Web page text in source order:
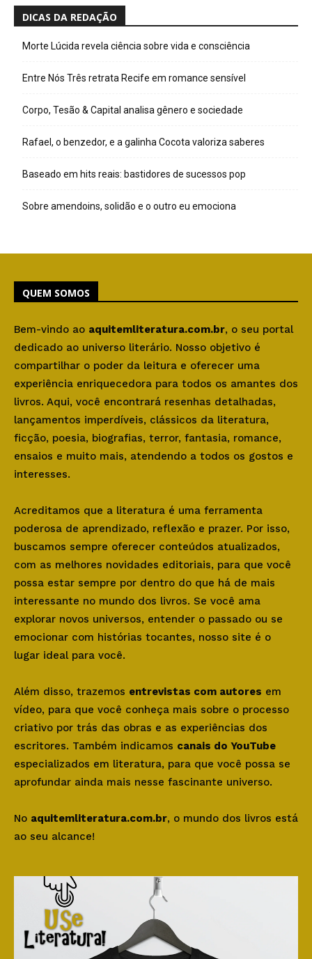
DICAS DA REDAÇÃO
Morte Lúcida revela ciência sobre vida e consciência
Entre Nós Três retrata Recife em romance sensível
Corpo, Tesão & Capital analisa gênero e sociedade
Rafael, o benzedor, e a galinha Cocota valoriza saberes
Baseado em hits reais: bastidores de sucessos pop
Sobre amendoins, solidão e o outro eu emociona
QUEM SOMOS
Bem-vindo ao aquitemliteratura.com.br, o seu portal
dedicado ao universo literário. Nosso objetivo é
compartilhar o poder da leitura e oferecer uma
experiência enriquecedora para todos os amantes dos
livros. Aqui, você encontrará resenhas detalhadas,
lançamentos imperdíveis, clássicos da literatura,
ficção, poesia, biografias, terror, fantasia, romance,
ensaios e muito mais, atendendo a todos os gostos e
interesses.
Acreditamos que a literatura é uma ferramenta
poderosa de aprendizado, reflexão e prazer. Por isso,
buscamos sempre oferecer conteúdos atualizados,
com as melhores novidades editoriais, para que você
possa estar sempre por dentro do que há de mais
interessante no mundo dos livros. Se você ama
explorar novos universos, entender o passado ou se
emocionar com histórias tocantes, nosso site é o
lugar ideal para você.
Além disso, trazemos entrevistas com autores em
vídeo, para que você conheça mais sobre o processo
criativo por trás das obras e as experiências dos
escritores. Também indicamos canais do YouTube
especializados em literatura, para que você possa se
aprofundar ainda mais nesse fascinante universo.
No aquitemliteratura.com.br, o mundo dos livros está
ao seu alcance!